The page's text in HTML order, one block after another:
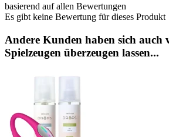
basierend auf allen Bewertungen
Es gibt keine Bewertung für dieses Produkt
Andere Kunden haben sich auch
Spielzeugen überzeugen lassen...